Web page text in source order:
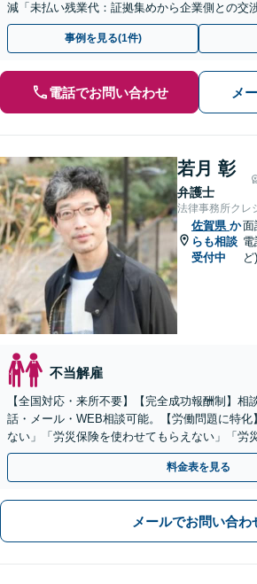
減「未払い残業代：証拠集めから企業側との交
でサポート」【休日・夜間相談可】
事例を見る(1件)
電話でお問い合わせ メ
若月 彰
弁護士
法律事務所クレ
佐賀県 か
らも相談
受付中
面
不当解雇
【全国対応・来所不要】【完全成功報酬制】相
話・メール・WEB相談可能。【労働問題に特
ない」「労災保険を使わせてもらえない」「労
い。損害賠償請求したい」など労働問題はお任
料金表を見る
メールでお問い合わ